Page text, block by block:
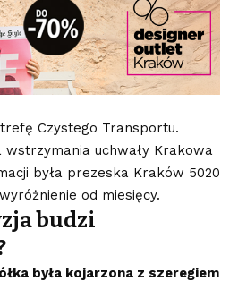
Czystego Transportu.
wstrzymania uchwały Krakowa
była prezeska Kraków 5020
od miesięcy.
budzi
była kojarzona z szeregiem